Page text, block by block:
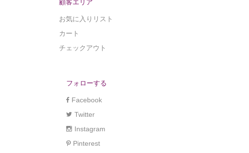
顧客エリア
お気に入りリスト
カート
チェックアウト
フォローする
Facebook
Twitter
Instagram
Pinterest